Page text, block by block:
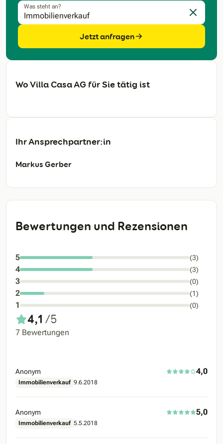
Bewertungen und Rezensionen
5 (3)
4 (3)
3 (0)
2 (1)
1 (0)
4,1 /5
7 Bewertungen
Anonym 4,0
Immobilienverkauf 9.6.2018
Anonym 5,0
Immobilienverkauf 5.5.2018
Was steht an?
Eingabe
Jetzt anfragen
Wo Villa Casa AG für Sie tätig ist
Ihr Ansprechpartner:in
Markus Gerber